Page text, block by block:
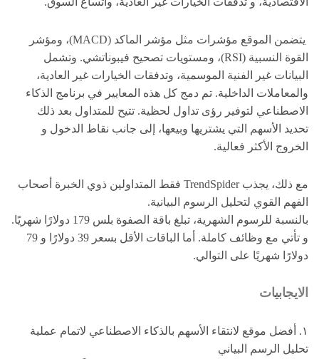
يتضمن الموقع مؤشرات مثل مؤشر الماكد (MACD)، ومؤشر
القوة النسبية (RSI)، ومستويات تصحيح فيبوناتشي. وتشمل
البيانات غير الفنية الموسمية، وتدفقات الخيارات غير العادية،
والمعاملات الداخلية. تم دمج كل هذه المعايير في برنامج الذكاء
الاصطناعي لتوفير رؤى تداول لحظية. تتيح للمتداول بعد ذلك
تحديد الأسهم التي يشتريها وبيعها، إلى جانب نقاط الدخول و
الخروج الأكثر فعالية.
مع ذلك، يجذب TrendSpider فقط المتداولين ذوي الخبرة أصحاب
الفهم القوي لتحليل الرسوم البيانية.
بالنسبة للرسوم الشهرية، تبلغ باقة الصفوة بلس 179 دولارًا شهريًا.
و تأتي مع وظائف كاملة. أما الباقات الأقل بسعر 39 دولارًا و 79
دولارًا شهريًا على التوالي.
الايجابيات
١. أفضل موقع لانتقاء الأسهم بالذكاء الاصطناعي لاتمام عملية
تحليل الرسم البياني